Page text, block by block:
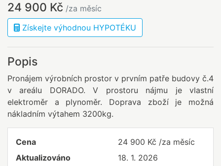
24 900 Kč /za měsíc
Získejte výhodnou HYPOTÉKU
Popis
Pronájem výrobních prostor v prvním patře budovy č.4
v areálu DORADO. V prostoru nájmu je vlastní
elektroměr a plynoměr. Doprava zboží je možná
nákladním výtahem 3200kg.
Cena
24 900 Kč /za měsíc
Aktualizováno
18. 1. 2026